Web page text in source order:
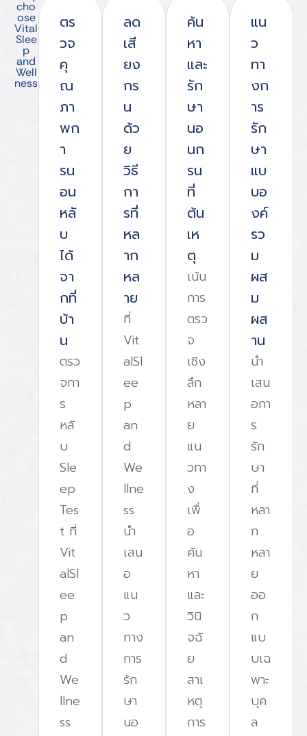
อากาศที่ผ่านช่องทางเดินหายใจที่ตีบแคบ
อาจเกิดจากเพดานอ่อน โคนลิ้น หรือก
คล้อยมาขวางลม การหายใจอาจหยุดลง
ขึ้นซ้ำ ๆ ตลอดคืน เรียกว่า "ภาวะหยุดห
ชนิดอุดกั้น" ทำให้ระดับออกซิเจนในเลือ
หัวใจต้องทำงานหนักขึ้นโดยไม่รู้ตัว| บท
นอนกรนเกิดจากอะไร? ใครเสี่ยงหยุดห
นอนกรนหยุดหายใจขณะหลับ ทำไมถึงอั
หยุดหายใจซ้ำ ๆ ตลอดทั้งคืน จาก
Queensland บอกว่า ทำให้ร่างกายขา
ระยะ ส่งผลเสียร้ายแรงหลายด้าน เช่น​-
เต็มที่ ตื่นกลางดึก และรู้สึกไม่สดชื่นแม้
ความเสี่ยงของ โรคร้ายแทรกซ้อน เช่นหั
(เสี่ยงมากขึ้นถึง 140%)หลอดเลือดสม
30%)โรคหลอดเลือดหัวใจ (เพิ่มความเ
หวานชนิดที่ 2 (เพิ่มความเสี่ยง 6 เท่า)ภ
ในผู้ป่วยที่มีภาวะหยุดหายใจขณะหลับ
(ความจำเสื่อมเร็วจากขาดออกซิเจนใน
เสี่ยงภาวะหยุดหายใจขณะหลับ? ภาวะห
หลับเกิดได้กับทุกคน แต่มีปัจจัยเสี่ยงส
คนมีแนวโน้มมากกว่าคนอื่น เช่นน้ำหนัก
ไขมันรอบคออาจกดทับทางเดินหายใจ ขั
หายใจขณะหลับ (น้ำหนักขึ้นเพียง 10%
หยุดหายใจขณะหลับถึง 32%)อายุที่มาก
ทำให้กล้ามเนื้อในลำคอและใบหน้าหย่อน
อุดกั้นทางเดินหายใจเพศชายมีแนวโน้ม
หลับ มากกว่าเพศหญิงถึง 5-6 เท่า เนื่อ
ทางกายภาพและฮอร์โมนที่แตกต่างกันโ
ผิดปกติคนที่มีคางเล็ก คางถอย หรือค
คอน้อยลง เสี่ยงต่อการอุดกั้นทางเดินห
โรคประจำตัวคนที่เป็นเบาหวาน ความดั
หัวใจ หรือสมองเสื่อม มีความเสี่ยงสูงก
โดยเฉพาะคนที่มีปัญหาหัวใจเต้นผิดจังห
อย่างไรว่าเรากำลังเผชิญภาวะหยุดหาย
อาการที่พบบ่อยและควรสังเกต ได้แก่น
cho
ose
Vital
Slee
p
and
Well
ness
ตร
วจ
คุ
ณ
ภา
พก
า
รน
อน
หลั
บ
ได้
จา
กที่
บ้า
น
ตรว
จกา
ร
หลั
บ
Sle
ep
Tes
t ที่
Vit
alSl
ee
p
an
d
We
llne
ss
ลด
เสี
ยง
กร
น
ด้ว
ย
วิธี
กา
รที่
หล
าก
หล
าย
ที่
Vit
alSl
ee
p
an
d
We
llne
ss
นํา
เสน
อ
แน
ว
ทาง
การ
รัก
ษา
นอ
ค้น
หา
และ
รัก
ษา
นอ
นก
รน
ที่
ต้น
เห
ตุ
เน้น
การ
ตรว
จ
เชิง
ลึก
หลา
ย
แน
วทา
ง
เพื่
อ
ค้น
หา
และ
วินิ
จฉั
ย
สาเ
หตุ
การ
แน
ว
ทา
งก
าร
รัก
ษา
แบ
บอ
งค์
รว
ม
ผส
ม
ผส
าน
นํา
เสน
อกา
ร
รัก
ษา
ที่
หลา
ก
หลา
ย
ออ
ก
แบ
บเฉ
พาะ
บุค
ล